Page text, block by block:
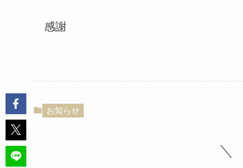
感謝
お知らせ